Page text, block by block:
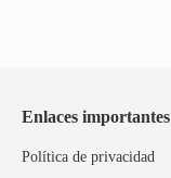
Enlaces importantes
Política de privacidad